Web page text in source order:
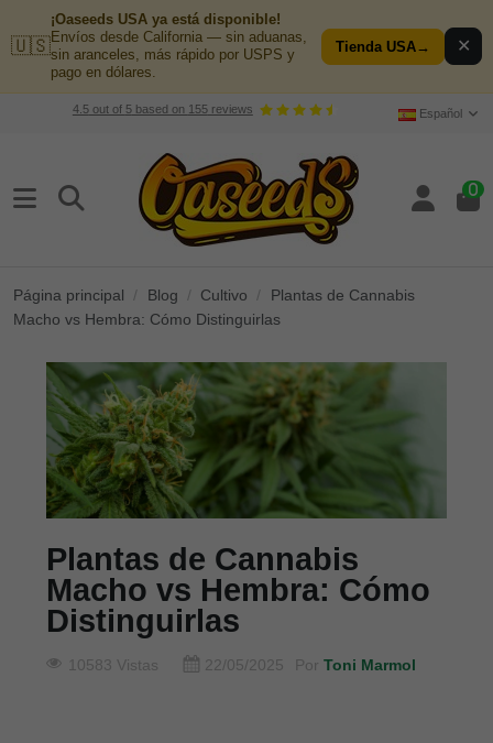
🇺🇸
¡Oaseeds USA ya está disponible!
Envíos desde California — sin aduanas,
sin aranceles, más rápido por USPS y
pago en dólares.
Tienda USA→ ✕
4.5out of 5based on 155reviews Español
0
Página principal Blog Cultivo
Plantas de Cannabis
Macho vs Hembra: Cómo Distinguirlas
Plantas de Cannabis
Macho vs Hembra: Cómo
Distinguirlas
10583 Vistas 22/05/2025 Por Toni Marmol